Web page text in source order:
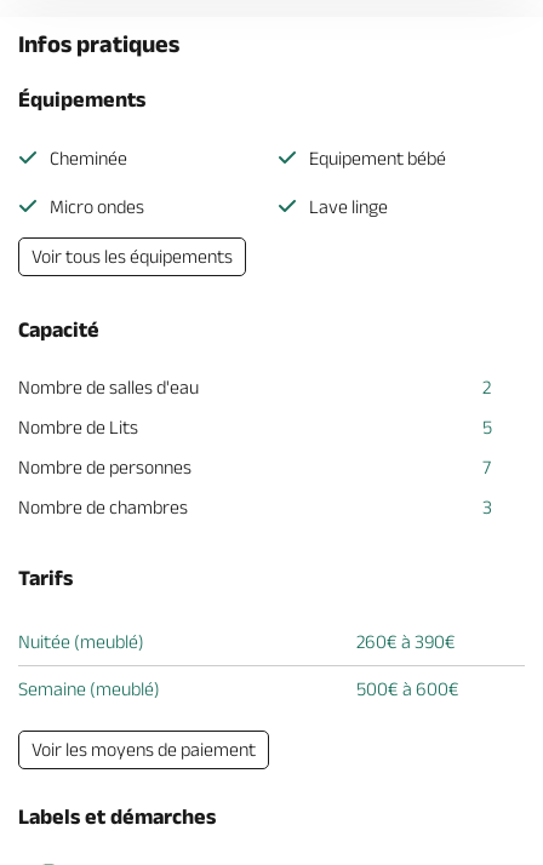
Infos pratiques
Équipements
Cheminée Equipement bébé
Micro ondes Lave linge
Voir tous les équipements
Capacité
Nombre de salles d'eau
2
Nombre de Lits
5
Nombre de personnes
7
Nombre de chambres
3
Tarifs
Nuitée (meublé) 260€ à 390€
Semaine (meublé) 500€ à 600€
Voir les moyens de paiement
Labels et démarches